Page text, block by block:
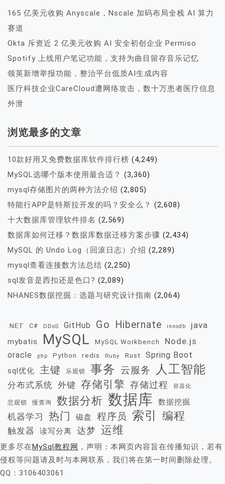
165 亿美元收购 Anyscale，Nscale 加码布局全栈 AI 算力
赛道
Okta 斥资近 2 亿美元收购 AI 安全初创企业 Permiso
Spotify 上线用户笔记功能，支持为曲目留存音乐记忆
领英新增举报功能，整治平台低质AI生成内容
医疗科技企业CareCloud遭网络攻击，数十万患者医疗信息
外泄
浏览最多的文章
10款好用又免费数据库软件排行榜 (4,249)
MySQL选哪个版本使用最合适？ (3,360)
mysql存储图片的两种方法介绍 (2,805)
特能行APP是特斯拉开发的吗？安全么？ (2,608)
十大数据库管理软件排名 (2,569)
数据库如何迁移？数据库数据迁移方案步骤 (2,434)
MySQL 的 Undo Log（回滚日志）介绍 (2,289)
mysql查看连接数方法总结 (2,250)
sql发音是西扣还是色口? (2,089)
NHANES数据挖掘：选题与研究设计指南 (2,064)
.NET C# DDoS GitHub Go Hibernate innodb java
mybatis MySQL MySQL Workbench Node.js
oracle php Python redis Ruby Rust Spring Boot
sql优化 主键 乐观锁 事务 云服务 人工智能
分布式系统 外键 存储引擎 存储过程 容器化
悲观锁 慢查询 数据分析 数据库 数据挖掘
机器学习 热门 磁盘 程序员 索引 编程
触发器 读写分离 达梦 运维
更多尽在MySql教程网 ，声明：本网页内容旨在传播知识，若有
侵权等问题请及时与本网联系，我们将在第一时间删除处理。
QQ：3106403061